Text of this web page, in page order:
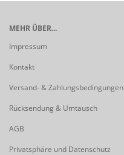
MEHR ÜBER...
Impressum
Kontakt
Versand- & Zahlungsbedingungen
Rücksendung & Umtausch
AGB
Privatsphäre und Datenschutz